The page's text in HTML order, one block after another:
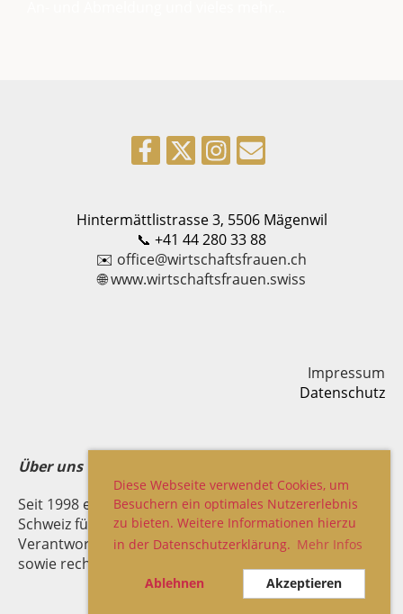
Diese Webseite verwendet Cookies, um
Besuchern ein optimales Nutzererlebnis
zu bieten. Weitere Informationen hierzu
in der Datenschutzerklärung. Mehr Infos
Ablehnen Akzeptieren
Hintermättlistrasse 3, 5506 Mägenwil
📞 +41 44 280 33 88
✉️ office@wirtschaftsfrauen.ch
🌐www.wirtschaftsfrauen.swiss
Impressum
Datenschutz
Über uns
Seit 1998 engagieren sich die Wirtschaftsfrauen
Schweiz für Frauen in Führung, Unternehmertum und
Verantwortung. Der Verband ist politisch unabhängig
sowie rechtlich und finanziell eigenständig.